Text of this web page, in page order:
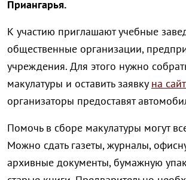
Приангарья.
К участию приглашают учебные
общественные организации,
учреждения. Для этого нужно
макулатуры и оставить заявку на
организаторы предоставят
Помочь в сборе макулатуры могут
Можно сдать газеты, журналы,
архивные документы, бумажную